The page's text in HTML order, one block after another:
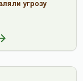
угрозу